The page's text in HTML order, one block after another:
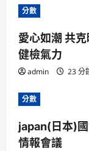
分數
愛心如潮 共
健檢氣力
admin 23 分
分數
japan(日本)
情報會議